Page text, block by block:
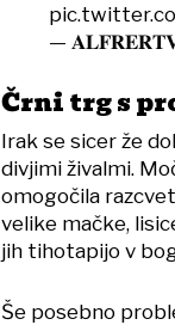
—
Črni trg s
Irak se sicer že
divjimi živalmi.
omogočila
velike mačke,
jih tihotapijo v
Še posebno